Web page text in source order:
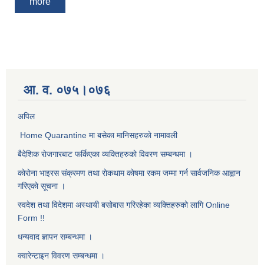
आ. व. ०७५।०७६
अपिल
Home Quarantine मा बसेका मानिसहरुकाे नामावली
बैदेशिक राेजगारबाट फर्किएका व्यक्तिहरुकाे विवरण सम्बन्धमा ।
काेराेना भाइरस संक्रमण तथा राेकथाम काेषमा रकम जम्मा गर्न सार्वजनिक आह्वान
गरिएकाे सूचना ।
स्वदेश तथा विदेशमा अस्थायी बसोबास गरिरहेका व्यक्तिहरुको लागि Online
Form !!
धन्यवाद ज्ञापन सम्बन्धमा ।
क्वारेन्टाइन विवरण सम्बन्धमा ।